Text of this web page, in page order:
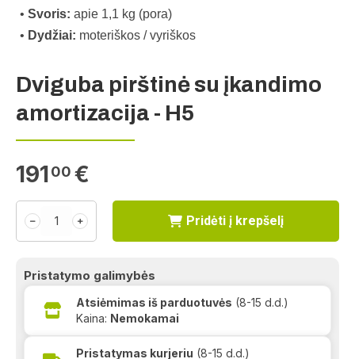
• Svoris: apie 1,1 kg (pora)
• Dydžiai: moteriškos / vyriškos
Dviguba pirštinė su įkandimo
amortizacija - H5
19100 €
﹣ ﹢ Pridėti į krepšelį
Pristatymo galimybės
Atsiėmimas iš parduotuvės (8-15 d.d.)
Kaina: Nemokamai
Pristatymas kurjeriu (8-15 d.d.)